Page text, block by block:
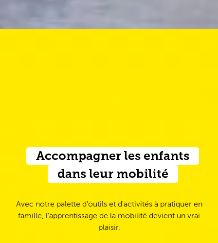
Accompagner les enfants
dans leur mobilité
Avec notre palette d'outils et d'activités à pratiquer en
famille, l'apprentissage de la mobilité devient un vrai
plaisir.